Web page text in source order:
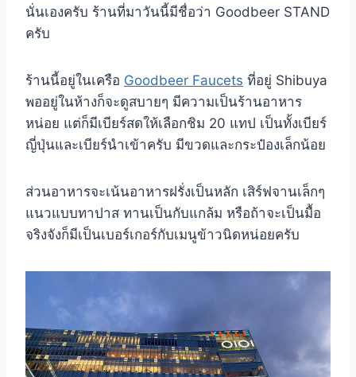
นั่นเองครับ ร้านที่มาวันนี้มีชื่อว่า Goodbeer STAND
ครับ
ร้านนี้อยู่ในเครือ Goodbeer Faucets ที่อยู่ Shibuya
พออยู่ในห้างก็จะดูสบายๆ มีความเป็นร้านอาหาร
หน่อย แต่ก็มีเบียร์สดให้เลือกชิม 20 แทป เป็นทั้งเบียร์
ญี่ปุ่นและเบียร์นำเข้าครับ มีขวดและกระป๋องเล็กน้อย
ส่วนอาหารจะเน้นอาหารฝรั่งเป็นหลัก เสิร์ฟจานเล็กๆ
แนวแบบทาปาส ทานเป็นกับแกล้ม หรือถ้าจะเป็นมื้อ
จริงจังก็มีเป็นเบอร์เกอร์กับเมนูข้าวนิดหน่อยครับ